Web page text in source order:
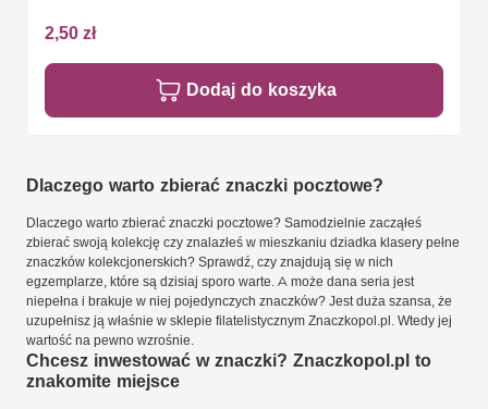
2,50 zł
Dodaj do koszyka
Dlaczego warto zbierać znaczki pocztowe?
Dlaczego warto zbierać znaczki pocztowe? Samodzielnie zacząłeś
zbierać swoją kolekcję czy znalazłeś w mieszkaniu dziadka klasery pełne
znaczków kolekcjonerskich? Sprawdź, czy znajdują się w nich
egzemplarze, które są dzisiaj sporo warte. A może dana seria jest
niepełna i brakuje w niej pojedynczych znaczków? Jest duża szansa, że
uzupełnisz ją właśnie w sklepie filatelistycznym Znaczkopol.pl. Wtedy jej
wartość na pewno wzrośnie.
Chcesz inwestować w znaczki? Znaczkopol.pl to
znakomite miejsce